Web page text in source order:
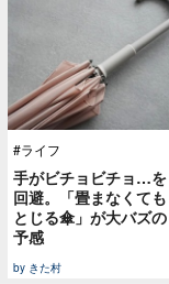
#ライフ
手がビチョビチョ…を
回避。「畳まなくても
とじる傘」が大バズの
予感
by きた村